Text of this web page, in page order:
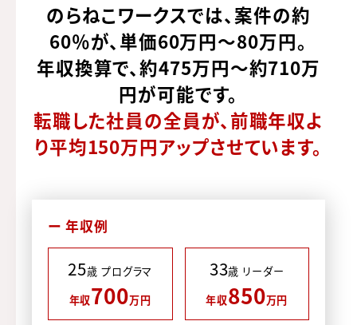
のらねこワークスでは、案件の約
60％が、単価60万円〜80万円。
年収換算で、約475万円〜約710万
円が可能です。
転職した社員の全員が、前職年収よ
り平均150万円アップさせています。
ー 年収例
25歳 プログラマ
年収700万円
33歳 リーダー
年収850万円